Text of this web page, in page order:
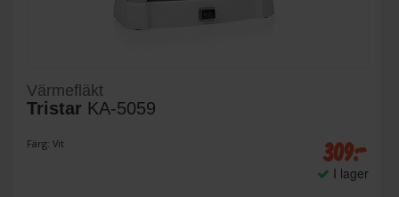
Värmefläkt
Tristar KA-5059
Färg: Vit 309:-
I lager